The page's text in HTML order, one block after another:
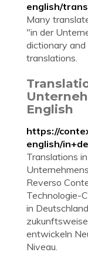
english/
Many
"in der
dictionary and
translations.
English
https://
english/
Translations
Reverso
Technologie-
in
entwickeln
Niveau.